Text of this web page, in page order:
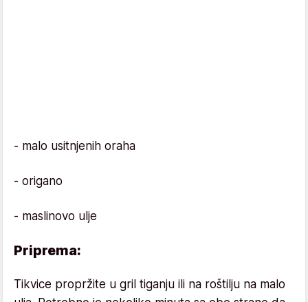
- malo usitnjenih oraha
- origano
- maslinovo ulje
Priprema:
Tikvice propržite u gril tiganju ili na roštilju na malo